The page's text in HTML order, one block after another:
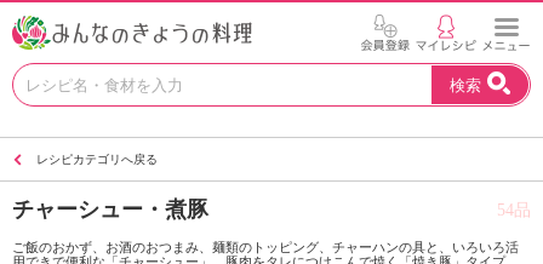
お
い
を
検索
レシピカテゴリへ戻る
チャーシュー・煮豚 54品
ご飯のおかず、お酒のおつまみ、麺類のトッピング、チャーハンの具と、いろいろ活